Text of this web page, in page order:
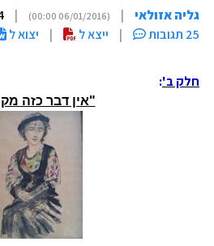
גליה אזולאי |
(06/01/2016 00:00)
|
25 תגובות
| ייצא ל | יצוא ל
חלק ב':
"אין דבר כזה